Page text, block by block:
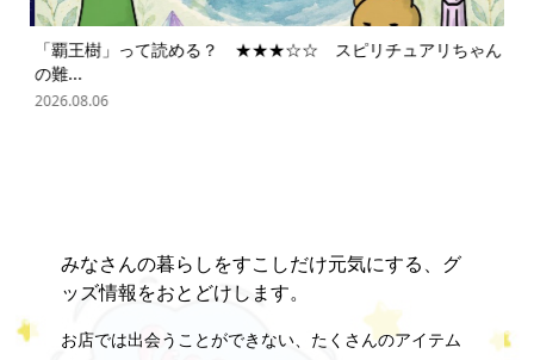
「覇王樹」って読める？ ★★★☆☆ スピリチュアリちゃん
の難...
2026.08.06
みなさんの暮らしをすこしだけ元気にする、グ
ッズ情報をおとどけします。
お店では出会うことができない、たくさんのアイテム